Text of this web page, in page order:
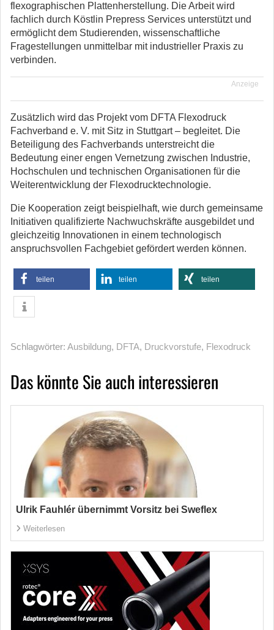
flexographischen Plattenherstellung. Die Arbeit wird
fachlich durch Köstlin Prepress Services unterstützt und
ermöglicht dem Studierenden, wissenschaftliche
Fragestellungen unmittelbar mit industrieller Praxis zu
verbinden.
Anzeige
Zusätzlich wird das Projekt vom DFTA Flexodruck
Fachverband e. V. mit Sitz in Stuttgart – begleitet. Die
Beteiligung des Fachverbands unterstreicht die
Bedeutung einer engen Vernetzung zwischen Industrie,
Hochschulen und technischen Organisationen für die
Weiterentwicklung der Flexodrucktechnologie.
Die Kooperation zeigt beispielhaft, wie durch gemeinsame
Initiativen qualifizierte Nachwuchskräfte ausgebildet und
gleichzeitig Innovationen in einem technologisch
anspruchsvollen Fachgebiet gefördert werden können.
teilen teilen teilen
Schlagwörter: Ausbildung, DFTA, Druckvorstufe, Flexodruck
Das könnte Sie auch interessieren
Ulrik Fauhlér übernimmt Vorsitz bei Sweflex
Weiterlesen